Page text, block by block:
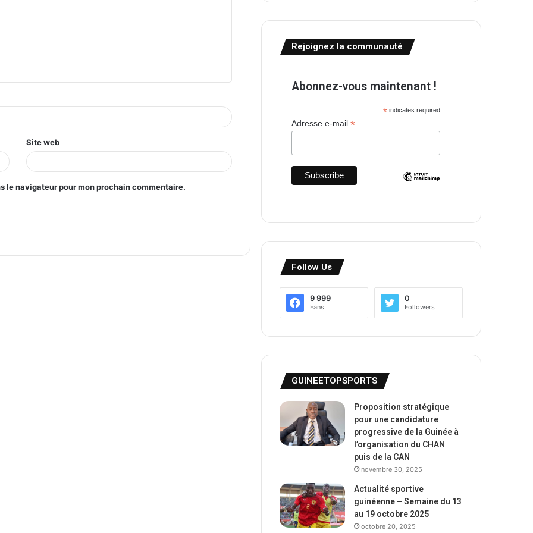
Site web
le navigateur pour mon prochain commentaire.
Rejoignez la communauté
Abonnez-vous maintenant !
*indicates required
Adresse e-mail*
Follow Us
9 999
Fans
0
Followers
GUINEETOPSPORTS
Proposition stratégique
pour une candidature
progressive de la Guinée à
l’organisation du CHAN
puis de la CAN
novembre 30, 2025
Actualité sportive
guinéenne – Semaine du 13
au 19 octobre 2025
octobre 20, 2025